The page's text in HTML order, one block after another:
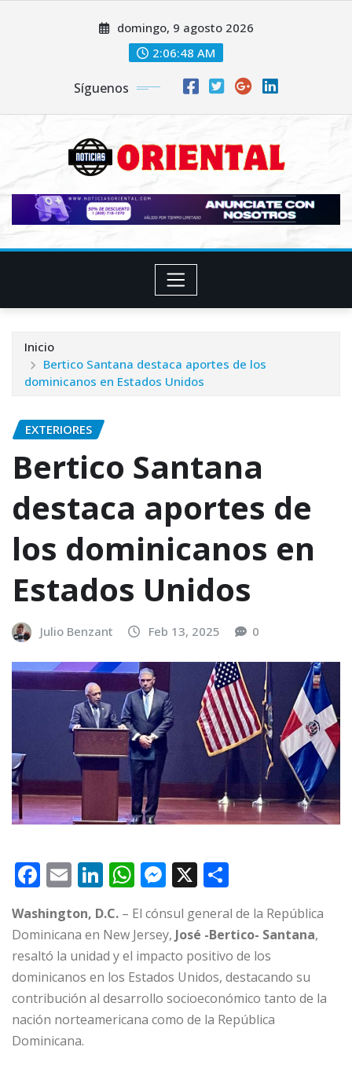
domingo, 9 agosto 2026
2:06:50 AM
Síguenos
Inicio
Bertico Santana destaca aportes de los
dominicanos en Estados Unidos
EXTERIORES
Bertico Santana
destaca aportes de
los dominicanos en
Estados Unidos
Julio Benzant Feb 13, 2025 0
F
a
c
e
b
o
o
k
E
ai
l
Li
n
k
e
dI
n
W
h
at
s
A
p
p
M
ss
e
n
g
e
X
o
m
p
ar
ti
r
Washington, D.C. – El cónsul general de la República
Dominicana en New Jersey, José -Bertico- Santana,
resaltó la unidad y el impacto positivo de los
dominicanos en los Estados Unidos, destacando su
contribución al desarrollo socioeconómico tanto de la
nación norteamericana como de la República
Dominicana.